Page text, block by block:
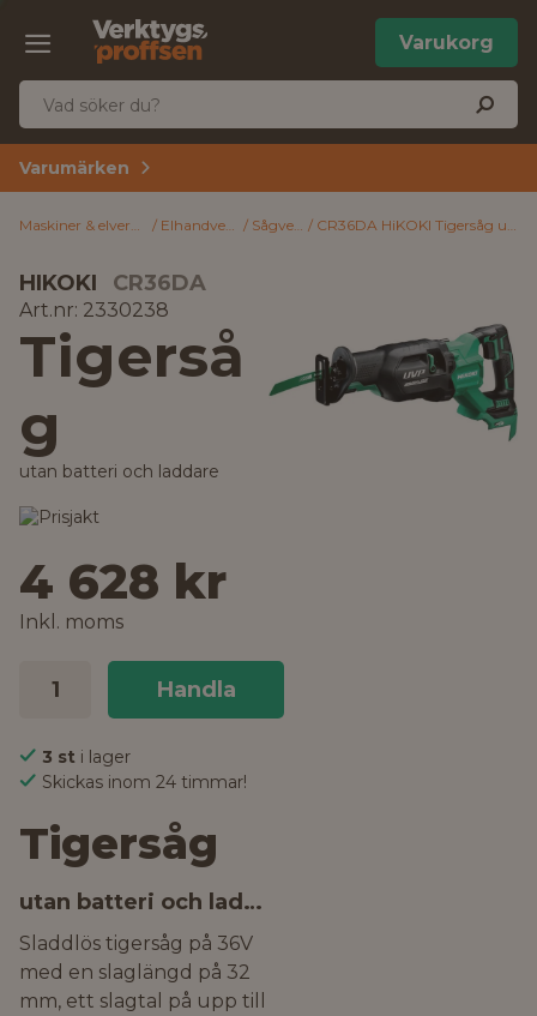
Varukorg
Varumärken
Maskiner & elverktyg Elhandverktyg Sågverktyg CR36DA HiKOKI Tigersåg utan batteri och laddare
HIKOKI CR36DA
Art.nr: 2330238
Tigerså
g
utan batteri och laddare
4 628 kr
Inkl. moms
Handla
3 st i lager
Skickas inom 24 timmar!
Tigersåg
utan batteri och laddare
Sladdlös tigersåg på 36V
med en slaglängd på 32
mm, ett slagtal på upp till